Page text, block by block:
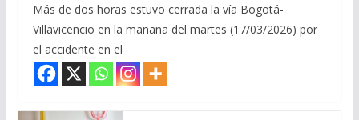
Más de dos horas estuvo cerrada la vía Bogotá-
Villavicencio en la mañana del martes (17/03/2026) por
el accidente en el